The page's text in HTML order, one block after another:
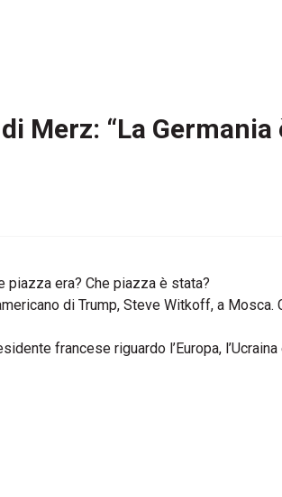
Merz: “La
piazza era? Che piazza è stata?
di Trump, Steve Witkoff, a
francese riguardo l’Europa,